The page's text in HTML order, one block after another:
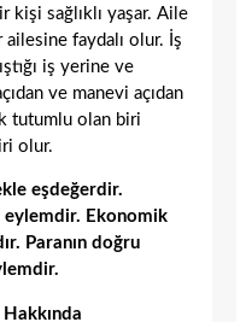
kişi sağlıklı yaşar. Aile
faydalı olur. İş
iş yerine ve
ve manevi açıdan
tutumlu olan biri
olur.
eşdeğerdir.
eylemdir. Ekonomik
Paranın doğru